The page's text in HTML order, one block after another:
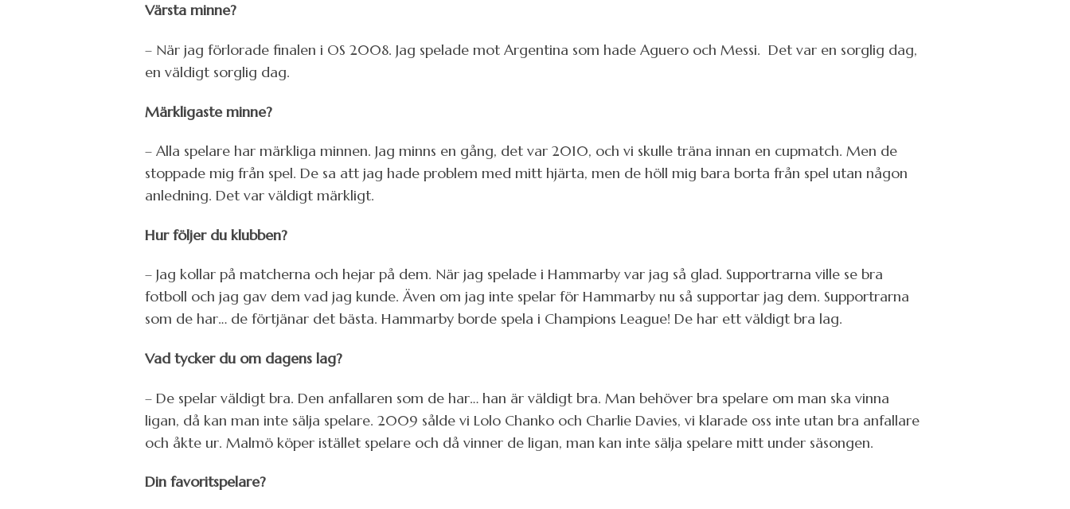
Värsta minne?
– När jag förlorade finalen i OS 2008. Jag spelade mot Argentina som hade Aguero och Messi. Det var en sorglig dag,
en väldigt sorglig dag.
Märkligaste minne?
– Alla spelare har märkliga minnen. Jag minns en gång, det var 2010, och vi skulle träna innan en cupmatch. Men de
stoppade mig från spel. De sa att jag hade problem med mitt hjärta, men de höll mig bara borta från spel utan någon
anledning. Det var väldigt märkligt.
Hur följer du klubben?
– Jag kollar på matcherna och hejar på dem. När jag spelade i Hammarby var jag så glad. Supportrarna ville se bra
fotboll och jag gav dem vad jag kunde. Även om jag inte spelar för Hammarby nu så supportar jag dem. Supportrarna
som de har… de förtjänar det bästa. Hammarby borde spela i Champions League! De har ett väldigt bra lag.
Vad tycker du om dagens lag?
– De spelar väldigt bra. Den anfallaren som de har… han är väldigt bra. Man behöver bra spelare om man ska vinna
ligan, då kan man inte sälja spelare. 2009 sålde vi Lolo Chanko och Charlie Davies, vi klarade oss inte utan bra anfallare
och åkte ur. Malmö köper istället spelare och då vinner de ligan, man kan inte sälja spelare mitt under säsongen.
Din favoritspelare?